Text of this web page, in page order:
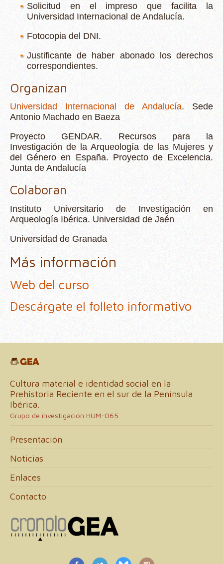
Solicitud en el impreso que facilita la
Universidad Internacional de Andalucía.
Fotocopia del DNI.
Justificante de haber abonado los derechos
correspondientes.
Organizan
Universidad Internacional de Andalucía. Sede
Antonio Machado en Baeza
Proyecto GENDAR. Recursos para la
Investigación de la Arqueología de las Mujeres y
del Género en España. Proyecto de Excelencia.
Junta de Andalucía
Colaboran
Instituto Universitario de Investigación en
Arqueología Ibérica. Universidad de Jaén
Universidad de Granada
Más información
Web del curso
Descárgate el folleto informativo
Cultura material e identidad social en la
Prehistoria Reciente en el sur de la Península
Ibérica.
Grupo de investigación HUM-065
Presentación
Noticias
Enlaces
Contacto